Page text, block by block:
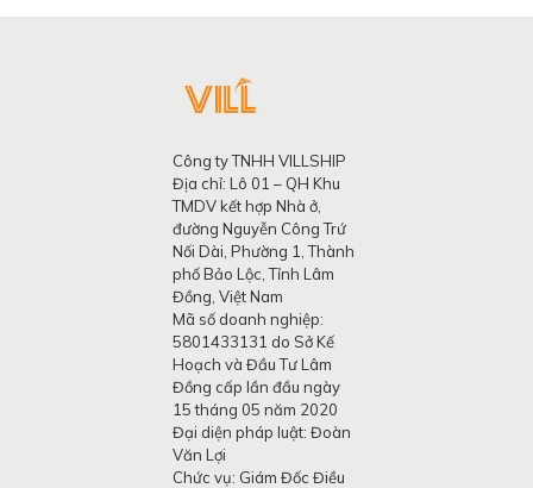
Công ty TNHH VILLSHIP
Địa chỉ: Lô 01 – QH Khu
TMDV kết hợp Nhà ở,
đường Nguyễn Công Trứ
Nối Dài, Phường 1, Thành
phố Bảo Lộc, Tỉnh Lâm
Đồng, Việt Nam
Mã số doanh nghiệp:
5801433131 do Sở Kế
Hoạch và Đầu Tư Lâm
Đồng cấp lần đầu ngày
15 tháng 05 năm 2020
Đại diện pháp luật: Đoàn
Văn Lợi
Chức vụ: Giám Đốc Điều